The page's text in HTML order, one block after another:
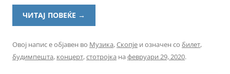
ЧИТАЈ ПОВЕЌЕ →
Овој напис е објавен во Музика,Скопје и означен со билет,
будимпешта, концерт,стотројка на февруари 29, 2020.